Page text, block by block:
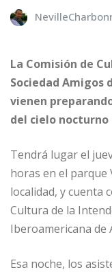
La Comisión de
Sociedad Amigos
vienen
del cielo nocturno
Tendrá lugar el
horas en el parque
localidad, y cuenta
Cultura de la
Iberoamericana de
Esa noche, los